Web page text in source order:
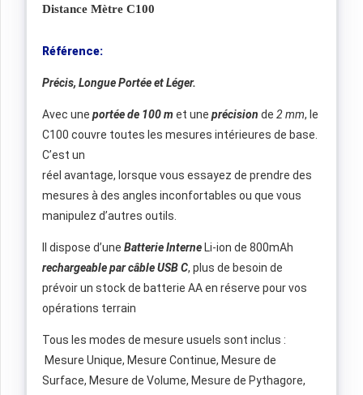
Distance Mètre C100
Référence:
Précis, Longue Portée et Léger.
Avec une portée de 100 m et une précision de 2 mm, le
C100 couvre toutes les mesures intérieures de base.
C’est un
réel avantage, lorsque vous essayez de prendre des
mesures à des angles inconfortables ou que vous
manipulez d’autres outils.
Il dispose d’une Batterie Interne Li-ion de 800mAh
rechargeable par câble USB C, plus de besoin de
prévoir un stock de batterie AA en réserve pour vos
opérations terrain
Tous les modes de mesure usuels sont inclus :
Mesure Unique, Mesure Continue, Mesure de
Surface, Mesure de Volume, Mesure de Pythagore,